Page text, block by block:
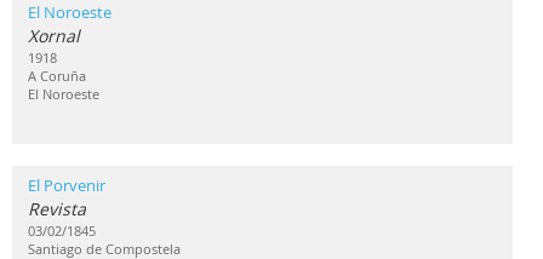
El Noroeste
Xornal
1918
A Coruña
El Noroeste
El Porvenir
Revista
03/02/1845
Santiago de Compostela